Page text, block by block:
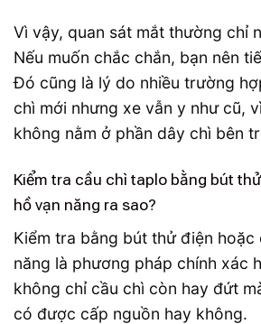
Vì vậy, quan sát mắt thường chỉ
Nếu muốn chắc chắn, bạn nên
Đó cũng là lý do nhiều trường
chì mới nhưng xe vẫn y như cũ,
không nằm ở phần dây chì bên
Kiểm tra cầu chì taplo bằng bút
hồ vạn năng ra sao?
Kiểm tra bằng bút thử điện hoặc
năng là phương pháp chính xác
không chỉ cầu chì còn hay đứt
có được cấp nguồn hay không.